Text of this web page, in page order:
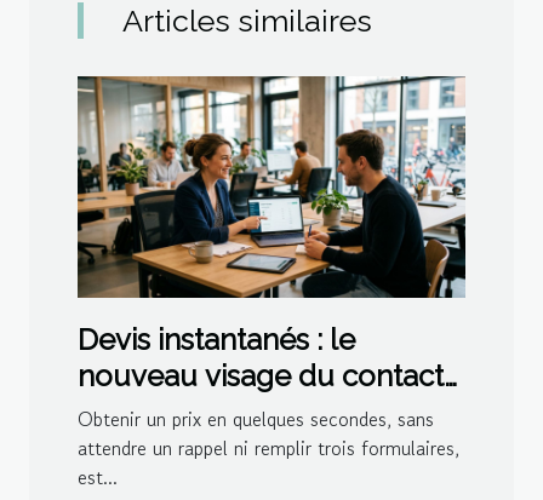
Articles similaires
Devis instantanés : le
nouveau visage du contact
client dans la location
Obtenir un prix en quelques secondes, sans
attendre un rappel ni remplir trois formulaires,
est...